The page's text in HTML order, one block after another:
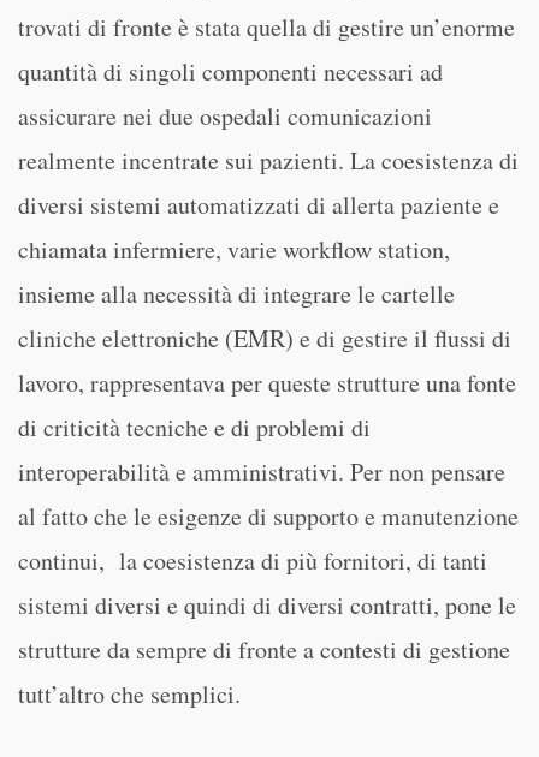
trovati di fronte è stata quella di gestire un’enorme
quantità di singoli componenti necessari ad
assicurare nei due ospedali comunicazioni
realmente incentrate sui pazienti. La coesistenza di
diversi sistemi automatizzati di allerta paziente e
chiamata infermiere, varie workflow station,
insieme alla necessità di integrare le cartelle
cliniche elettroniche (EMR) e di gestire il flussi di
lavoro, rappresentava per queste strutture una fonte
di criticità tecniche e di problemi di
interoperabilità e amministrativi. Per non pensare
al fatto che le esigenze di supporto e manutenzione
continui, la coesistenza di più fornitori, di tanti
sistemi diversi e quindi di diversi contratti, pone le
strutture da sempre di fronte a contesti di gestione
tutt’altro che semplici.